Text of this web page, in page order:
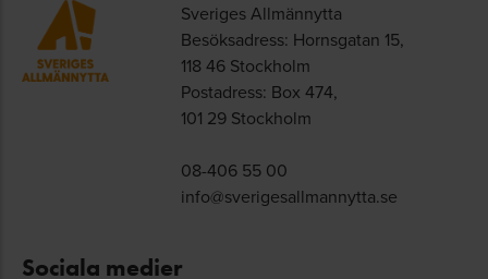
Sveriges Allmännytta
Besöksadress: Hornsgatan 15,
118 46 Stockholm
Postadress: Box 474,
101 29 Stockholm
08-406 55 00
info@sverigesallmannytta.se
Sociala medier